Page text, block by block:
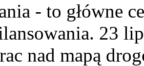
- to główne
23
nad mapą